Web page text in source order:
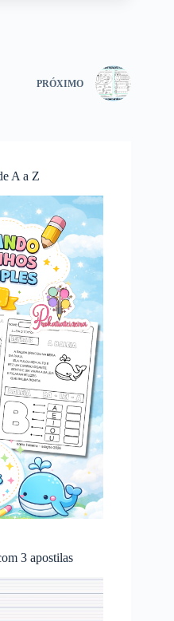
PRÓXIMO
A a Z
3 apostilas